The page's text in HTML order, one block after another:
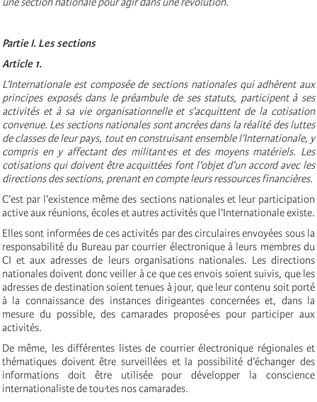
Partie I. Les sections
Article 1.
L’Internationale est composée de sections nationales qui adhèrent aux
principes exposés dans le préambule de ses statuts, participent à ses
activités et à sa vie organisationnelle et s’acquittent de la cotisation
convenue. Les sections nationales sont ancrées dans la réalité des luttes
de classes de leur pays, tout en construisant ensemble l’Internationale, y
compris en y affectant des militant·es et des moyens matériels. Les
cotisations qui doivent être acquittées font l’objet d’un accord avec les
directions des sections, prenant en compte leurs ressources financières.
C’est par l’existence même des sections nationales et leur participation
active aux réunions, écoles et autres activités que l’Internationale existe.
Elles sont informées de ces activités par des circulaires envoyées sous la
responsabilité du Bureau par courrier électronique à leurs membres du
CI et aux adresses de leurs organisations nationales. Les directions
nationales doivent donc veiller à ce que ces envois soient suivis, que les
adresses de destination soient tenues à jour, que leur contenu soit porté
à la connaissance des instances dirigeantes concernées et, dans la
mesure du possible, des camarades proposé·es pour participer aux
activités.
De même, les différentes listes de courrier électronique régionales et
thématiques doivent être surveillées et la possibilité d’échanger des
informations doit être utilisée pour développer la conscience
internationaliste de tou·tes nos camarades.